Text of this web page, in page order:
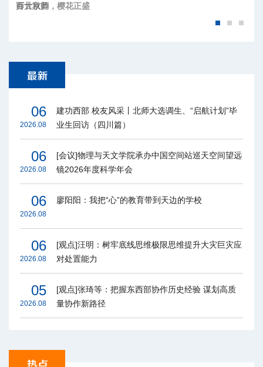
师大秋韵
06
2026.08
建功西部 校友风采丨北师大选调生、“启航计划”毕
业生回访（四川篇）
06
2026.08
[会议]物理与天文学院承办中国空间站巡天空间望远
镜2026年度科学年会
06
2026.08
廖阳阳：我把“心”的教育带到天边的学校
06
2026.08
[观点]汪明：树牢底线思维极限思维提升大灾巨灾应
对处置能力
05
2026.08
[观点]张琦等：把握东西部协作历史经验 谋划高质
量协作新路径